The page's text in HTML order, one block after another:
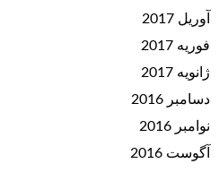
آوریل 2017
فوریه 2017
ژانویه 2017
دسامبر 2016
نوامبر 2016
آگوست 2016